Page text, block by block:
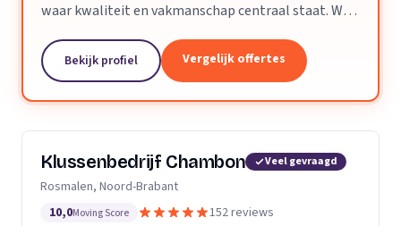
waar kwaliteit en vakmanschap centraal staat. Wij
opgeleverde werk.
Bekijk profiel Vergelijk offertes
Klussenbedrijf Chambon Veel gevraagd
Rosmalen, Noord-Brabant
10,0Moving Score 152 reviews